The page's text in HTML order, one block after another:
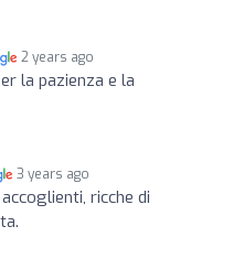
2 years ago
la pazienza e la
3 years ago
ricche di